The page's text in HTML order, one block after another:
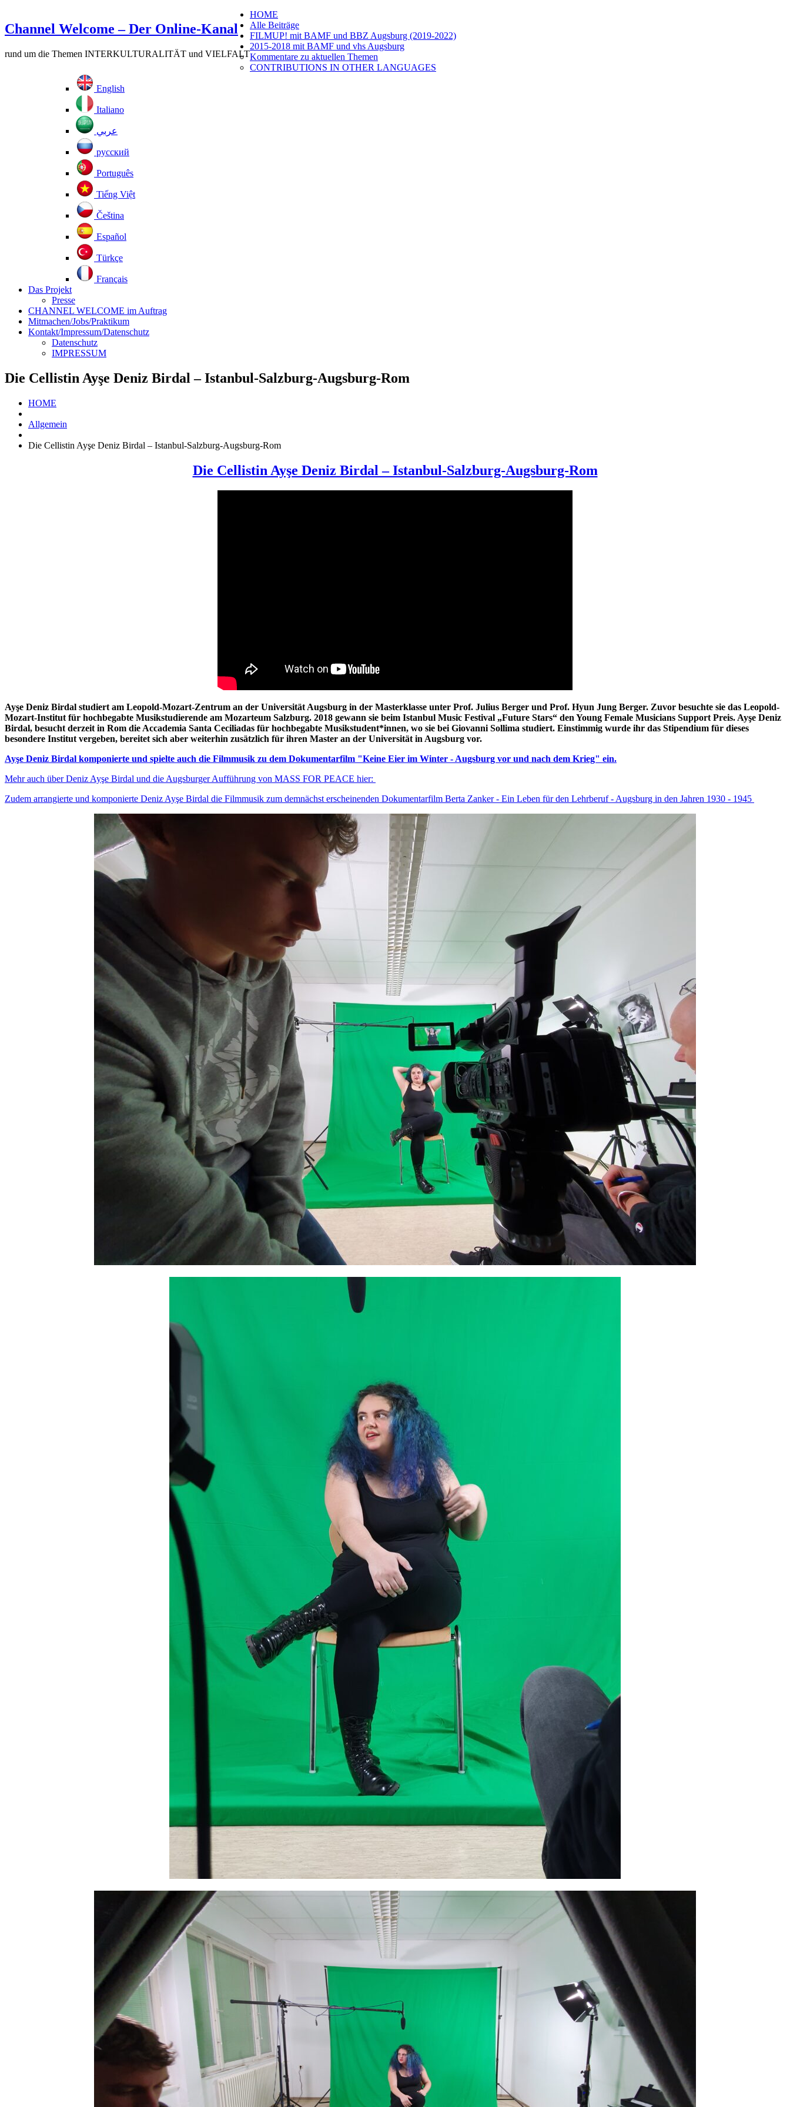
Channel Welcome – Der Online-Kanal
rund um die Themen INTERKULTURALITÄT und VIELFALT
HOME
Alle Beiträge
FILMUP! mit BAMF und BBZ Augsburg (2019-2022)
2015-2018 mit BAMF und vhs Augsburg
Kommentare zu aktuellen Themen
CONTRIBUTIONS IN OTHER LANGUAGES
English
Italiano
عربي
русский
Português
Tiếng Việt
Čeština
Español
Türkçe
Français
Das Projekt
Presse
CHANNEL WELCOME im Auftrag
Mitmachen/Jobs/Praktikum
Kontakt/Impressum/Datenschutz
Datenschutz
IMPRESSUM
Die Cellistin Ayşe Deniz Birdal – Istanbul-Salzburg-Augsburg-Rom
HOME
Allgemein
Die Cellistin Ayşe Deniz Birdal – Istanbul-Salzburg-Augsburg-Rom
Die Cellistin Ayşe Deniz Birdal – Istanbul-Salzburg-Augsburg-Rom
Ayşe Deniz Birdal studiert am Leopold-Mozart-Zentrum an der Universität Augsburg in der Masterklasse unter Prof. Julius Berger und Prof. Hyun Jung Berger. Zuvor besuchte sie das Leopold-
Mozart-Institut für hochbegabte Musikstudierende am Mozarteum Salzburg. 2018 gewann sie beim Istanbul Music Festival „Future Stars“ den Young Female Musicians Support Preis. Ayşe Deniz
Birdal, besucht derzeit in Rom die Accademia Santa Ceciliadas für hochbegabte Musikstudent*innen, wo sie bei Giovanni Sollima studiert. Einstimmig wurde ihr das Stipendium für dieses
besondere Institut vergeben, bereitet sich aber weiterhin zusätzlich für ihren Master an der Universität in Augsburg vor.
Ayşe Deniz Birdal komponierte und spielte auch die Filmmusik zu dem Dokumentarfilm "Keine Eier im Winter - Augsburg vor und nach dem Krieg" ein.
Mehr auch über Deniz Ayşe Birdal und die Augsburger Aufführung von MASS FOR PEACE hier:
Zudem arrangierte und komponierte Deniz Ayşe Birdal die Filmmusik zum demnächst erscheinenden Dokumentarfilm Berta Zanker - Ein Leben für den Lehrberuf - Augsburg in den Jahren 1930 - 1945